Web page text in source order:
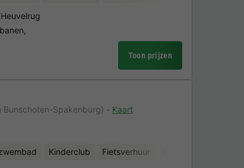
Toon prijzen
Bunschoten-Spakenburg)
Kaart
Kinderclub Fietsverhuur